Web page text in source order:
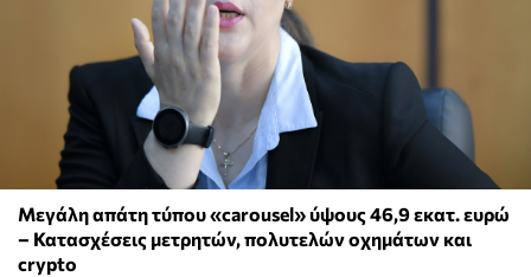
Μεγάλη απάτη τύπου «carousel» ύψους 46,9 εκατ. ευρώ
– Κατασχέσεις μετρητών, πολυτελών οχημάτων και
crypto